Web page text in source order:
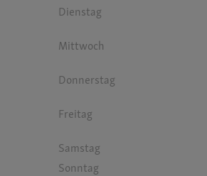
Dienstag
Mittwoch
Donnerstag
Freitag
Samstag
Sonntag